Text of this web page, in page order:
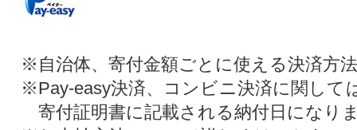
※自治体、寄付金額ごとに使える決済方
※Pay-easy決済、コンビニ決済に関して
寄付証明書に記載される納付日になり